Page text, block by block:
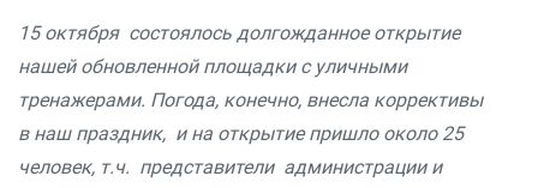
15 октября состоялось долгожданное открытие
нашей обновленной площадки с уличными
тренажерами. Погода, конечно, внесла коррективы
в наш праздник, и на открытие пришло около 25
человек, т.ч. представители администрации и